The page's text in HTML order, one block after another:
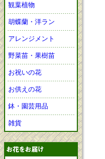
観葉植物
胡蝶蘭・洋ラン
アレンジメント
野菜苗・果樹苗
お祝いの花
お供えの花
鉢・園芸用品
雑貨